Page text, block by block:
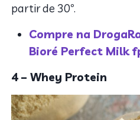
partir de 30º.
Compre na
Bioré Perfect Milk
4 – Whey Protein